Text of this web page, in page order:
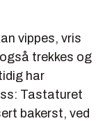
vippes, vris
trekkes og
har
Tastaturet
bakerst, ved